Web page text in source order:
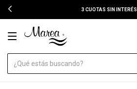
3 CUOTAS SIN INTERÉS